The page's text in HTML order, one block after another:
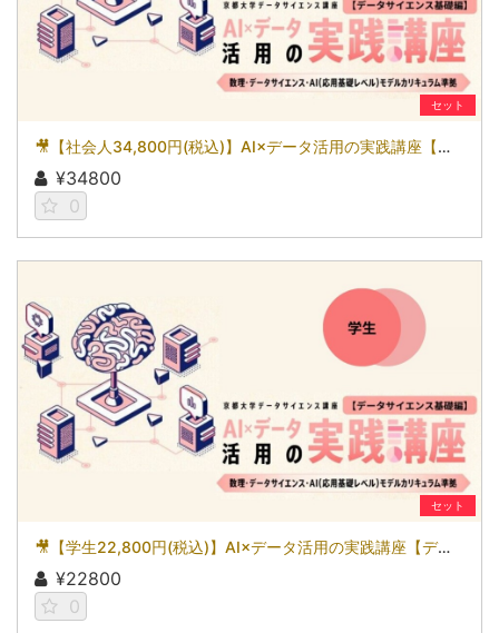
セット
🎥【社会人34,800円(税込)】AI×データ活用の実践講座【データサイエンス基礎編】〜数理・データサイエンス・AI（応用基礎レベル）モデルカリキュラム準拠〜［京都大学データサイエンス講座］（2026）
¥34800
0
セット
🎥【学生22,800円(税込)】AI×データ活用の実践講座【データサイエンス基礎編】〜数理・データサイエンス・AI（応用基礎レベル）モデルカリキュラム準拠〜［京都大学データサイエンス講座］（2026）
¥22800
0